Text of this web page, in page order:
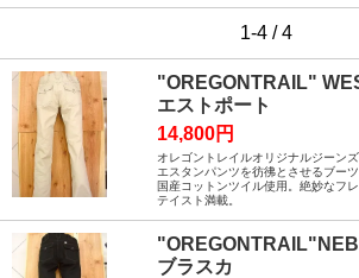
1-4 / 4
"OREGONTRAIL"
エストポート
14,800円
オレゴントレイルオリジナルジーン
エスタンパンツを彷彿とさせるブーツ
国産コットンツイル使用。絶妙なフ
テイスト満載。
ブラスカ